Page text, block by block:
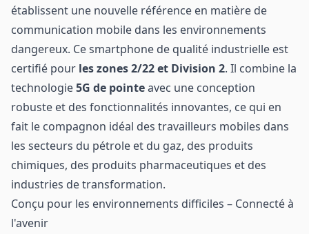
établissent une nouvelle référence en matière de
communication mobile dans les environnements
dangereux. Ce smartphone de qualité industrielle est
certifié pour les zones 2/22 et Division 2. Il combine la
technologie5G de pointeavec une conception
robuste et des fonctionnalités innovantes, ce qui en
fait le compagnon idéal des travailleurs mobiles dans
les secteurs du pétrole et du gaz, des produits
chimiques, des produits pharmaceutiques et des
industries de transformation.
Conçu pour les environnements difficiles – Connecté à
l'avenir